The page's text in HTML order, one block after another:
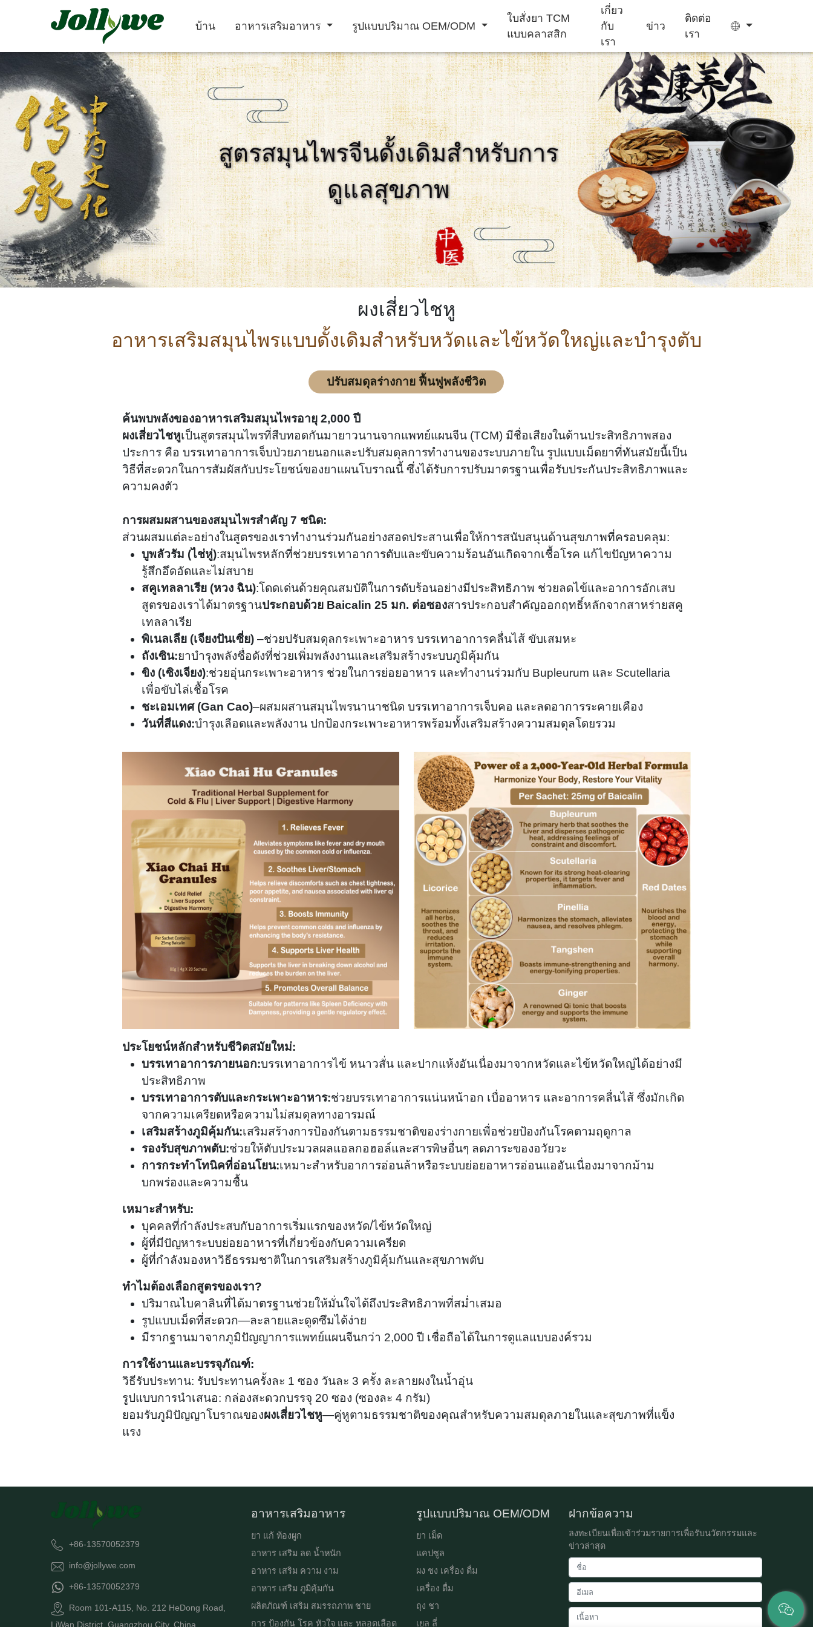
บ้าน อาหารเสริมอาหาร รูปแบบปริมาณ OEM/ODM
ใบสั่งยา TCM
แบบคลาสสิก
เกี่ยว
กับ
เรา
ข่าว
ติดต่อ
เรา
ยา แก้ ท้องผูก
อาหาร เสริม ลด น้ำ
หนัก
อาหาร เสริม ความ
งาม
อาหาร เสริม
ภูมิคุ้มกัน
ผลิตภัณฑ์ เสริม
สมรรถภาพ ชาย
การ ป้องกัน โรค
หัวใจ และ หลอด
เลือด
เครื่อง ช่วย นอน
หลับ
อาหาร เสริม
สำหรับ เด็ก
เค้ก Ejiao
ยา เม็ด แคปซูล ผง ชง เครื่อง ดื่ม เครื่อง ดื่ม ถุง ชา เยล ลี่
สูตรสมุนไพรจีนดั้งเดิมสำหรับการ
ดูแลสุขภาพ
ผงเสี่ยวไชหู
อาหารเสริมสมุนไพรแบบดั้งเดิมสำหรับหวัดและไข้หวัดใหญ่และบำรุงตับ
ปรับสมดุลร่างกาย ฟื้นฟูพลังชีวิต
ค้นพบพลังของอาหารเสริมสมุนไพรอายุ 2,000 ปี
ผงเสี่ยวไชหูเป็นสูตรสมุนไพรที่สืบทอดกันมายาวนานจากแพทย์แผนจีน (TCM) มีชื่อเสียงในด้านประสิทธิภาพสอง
ประการ คือ บรรเทาอาการเจ็บป่วยภายนอกและปรับสมดุลการทำงานของระบบภายใน รูปแบบเม็ดยาที่ทันสมัยนี้เป็น
วิธีที่สะดวกในการสัมผัสกับประโยชน์ของยาแผนโบราณนี้ ซึ่งได้รับการปรับมาตรฐานเพื่อรับประกันประสิทธิภาพและ
ความคงตัว
การผสมผสานของสมุนไพรสำคัญ 7 ชนิด:
ส่วนผสมแต่ละอย่างในสูตรของเราทำงานร่วมกันอย่างสอดประสานเพื่อให้การสนับสนุนด้านสุขภาพที่ครอบคลุม:
บูพลัวรัม (ไช่หู่):สมุนไพรหลักที่ช่วยบรรเทาอาการตับและขับความร้อนอันเกิดจากเชื้อโรค แก้ไขปัญหาความ
รู้สึกอึดอัดและไม่สบาย
สคูเทลลาเรีย (หวง ฉิน):โดดเด่นด้วยคุณสมบัติในการดับร้อนอย่างมีประสิทธิภาพ ช่วยลดไข้และอาการอักเสบ
สูตรของเราได้มาตรฐานประกอบด้วย Baicalin 25 มก. ต่อซองสารประกอบสำคัญออกฤทธิ์หลักจากสาหร่ายสคู
เทลลาเรีย
พิเนลเลีย (เจียงปันเซี่ย)–ช่วยปรับสมดุลกระเพาะอาหาร บรรเทาอาการคลื่นไส้ ขับเสมหะ
ถังเซิน:ยาบำรุงพลังชื่อดังที่ช่วยเพิ่มพลังงานและเสริมสร้างระบบภูมิคุ้มกัน
ขิง (เซิงเจียง):ช่วยอุ่นกระเพาะอาหาร ช่วยในการย่อยอาหาร และทำงานร่วมกับ Bupleurum และ Scutellaria
เพื่อขับไล่เชื้อโรค
ชะเอมเทศ (Gan Cao)–ผสมผสานสมุนไพรนานาชนิด บรรเทาอาการเจ็บคอ และลดอาการระคายเคือง
วันที่สีแดง:บำรุงเลือดและพลังงาน ปกป้องกระเพาะอาหารพร้อมทั้งเสริมสร้างความสมดุลโดยรวม
ประโยชน์หลักสำหรับชีวิตสมัยใหม่:
บรรเทาอาการภายนอก:บรรเทาอาการไข้ หนาวสั่น และปากแห้งอันเนื่องมาจากหวัดและไข้หวัดใหญ่ได้อย่างมี
ประสิทธิภาพ
บรรเทาอาการตับและกระเพาะอาหาร:ช่วยบรรเทาอาการแน่นหน้าอก เบื่ออาหาร และอาการคลื่นไส้ ซึ่งมักเกิด
จากความเครียดหรือความไม่สมดุลทางอารมณ์
เสริมสร้างภูมิคุ้มกัน:เสริมสร้างการป้องกันตามธรรมชาติของร่างกายเพื่อช่วยป้องกันโรคตามฤดูกาล
รองรับสุขภาพตับ:ช่วยให้ตับประมวลผลแอลกอฮอล์และสารพิษอื่นๆ ลดภาระของอวัยวะ
การกระทำโทนิคที่อ่อนโยน:เหมาะสำหรับอาการอ่อนล้าหรือระบบย่อยอาหารอ่อนแออันเนื่องมาจากม้าม
บกพร่องและความชื้น
เหมาะสำหรับ:
บุคคลที่กำลังประสบกับอาการเริ่มแรกของหวัด/ไข้หวัดใหญ่
ผู้ที่มีปัญหาระบบย่อยอาหารที่เกี่ยวข้องกับความเครียด
ผู้ที่กำลังมองหาวิธีธรรมชาติในการเสริมสร้างภูมิคุ้มกันและสุขภาพตับ
ทำไมต้องเลือกสูตรของเรา?
ปริมาณไบคาลินที่ได้มาตรฐานช่วยให้มั่นใจได้ถึงประสิทธิภาพที่สม่ำเสมอ
รูปแบบเม็ดที่สะดวก—ละลายและดูดซึมได้ง่าย
มีรากฐานมาจากภูมิปัญญาการแพทย์แผนจีนกว่า 2,000 ปี เชื่อถือได้ในการดูแลแบบองค์รวม
การใช้งานและบรรจุภัณฑ์:
วิธีรับประทาน: รับประทานครั้งละ 1 ซอง วันละ 3 ครั้ง ละลายผงในน้ำอุ่น
รูปแบบการนำเสนอ: กล่องสะดวกบรรจุ 20 ซอง (ซองละ 4 กรัม)
ยอมรับภูมิปัญญาโบราณของผงเสี่ยวไชหู—คู่หูตามธรรมชาติของคุณสำหรับความสมดุลภายในและสุขภาพที่แข็ง
แรง
+86-13570052379
info@jollywe.com
+86-13570052379
Room 101-A115, No. 212 HeDong Road,
LiWan District, Guangzhou City, China
อาหารเสริมอาหาร
ยา แก้ ท้องผูก
อาหาร เสริม ลด น้ำหนัก
อาหาร เสริม ความ งาม
อาหาร เสริม ภูมิคุ้มกัน
ผลิตภัณฑ์ เสริม สมรรถภาพ ชาย
การ ป้องกัน โรค หัวใจ และ หลอดเลือด
รูปแบบปริมาณ OEM/ODM
ยา เม็ด
แคปซูล
ผง ชง เครื่อง ดื่ม
เครื่อง ดื่ม
ถุง ชา
เยล ลี่
ฝากข้อความ
ลงทะเบียนเพื่อเข้าร่วมรายการเพื่อรับนวัตกรรมและ
ข่าวล่าสุด